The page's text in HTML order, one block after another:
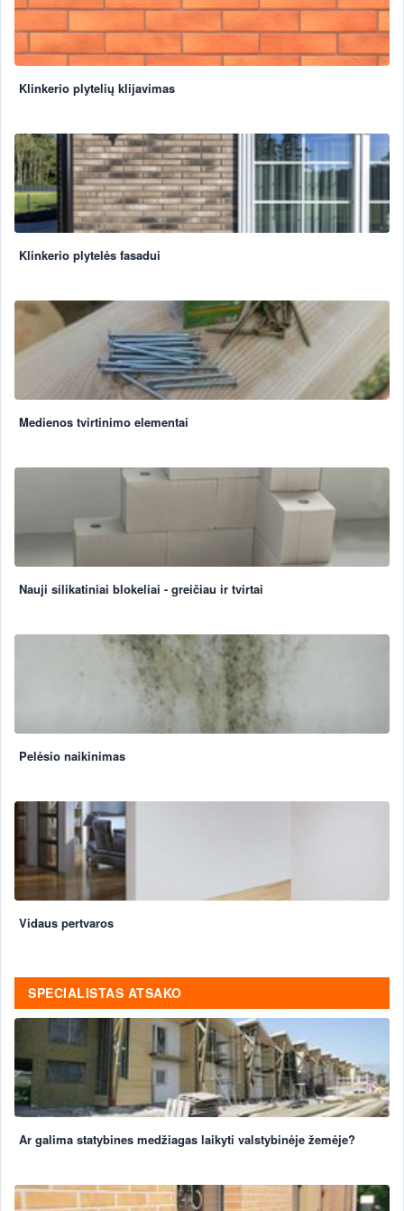
Klinkerio plytelių klijavimas
Klinkerio plytelės fasadui
Medienos tvirtinimo elementai
Nauji silikatiniai blokeliai - greičiau ir tvirtai
Pelėsio naikinimas
Vidaus pertvaros
SPECIALISTAS ATSAKO
Ar galima statybines medžiagas laikyti valstybinėje žemėje?